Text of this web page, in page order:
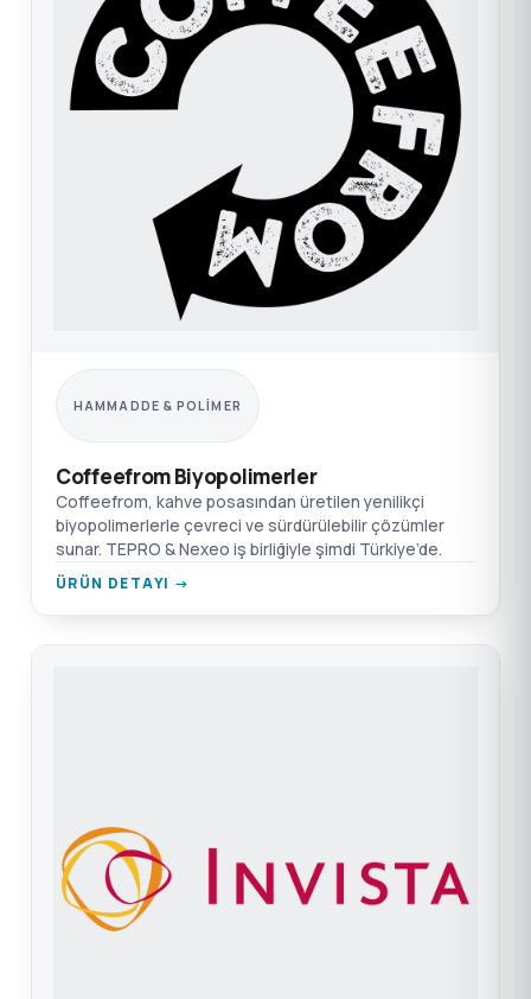
HAMMADDE & POLIMER
Coffeefrom Biyopolimerler
Coffeefrom, kahve posasından üretilen yenilikçi
biyopolimerlerle çevreci ve sürdürülebilir çözümler
sunar. TEPRO & Nexeo iş birliğiyle şimdi Türkiye’de.
ÜRÜN DETAYI →